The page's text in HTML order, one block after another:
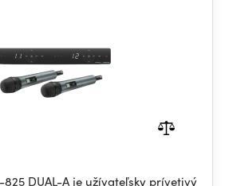
825 DUAL-A je užívateľsky prívetivý